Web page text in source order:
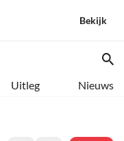
Bekijk
Uitleg Nieuws